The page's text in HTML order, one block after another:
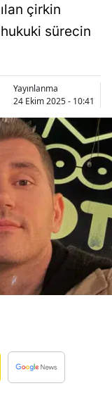
Balıkesir
Bilecik
Bitlis
Bolu
Burdur
Bursa
Çanakkale
Çankırı
Çorum
Denizli
Edirne
Elazığ
çirkin
sürecin
Yayınlanma
24 Ekim 2025 - 10:41